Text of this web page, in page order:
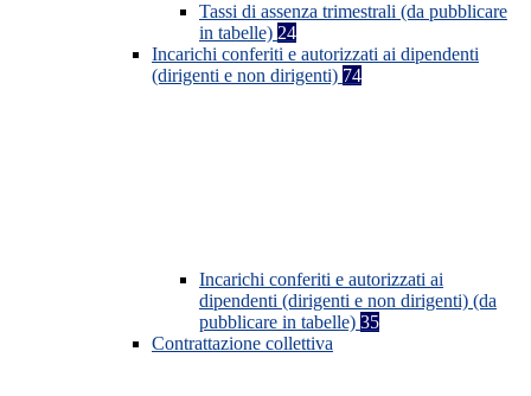
Tassi di assenza trimestrali (da pubblicare
in tabelle) 24
Incarichi conferiti e autorizzati ai dipendenti
(dirigenti e non dirigenti) 74
Incarichi conferiti e autorizzati ai
dipendenti (dirigenti e non dirigenti) (da
pubblicare in tabelle) 35
Contrattazione collettiva